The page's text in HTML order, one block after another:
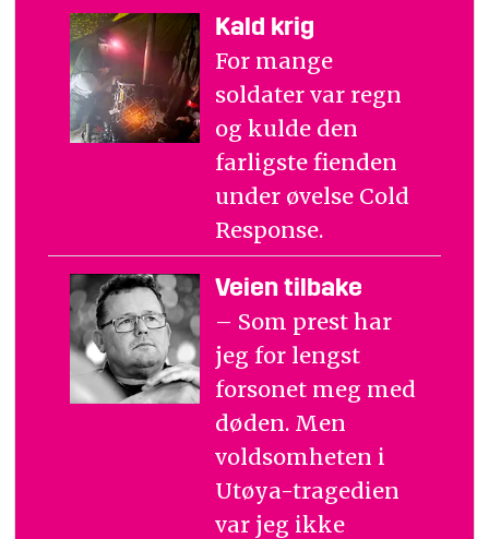
Kald krig
For mange
soldater var regn
og kulde den
farligste fienden
under øvelse Cold
Response.
Veien tilbake
– Som prest har
jeg for lengst
forsonet meg med
døden. Men
voldsomheten i
Utøya-tragedien
var jeg ikke